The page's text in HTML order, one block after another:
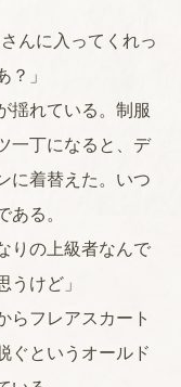
んに入ってくれっ
」
揺れている。制服
一丁になると、デ
に着替えた。いつ
る。
りの上級者なんで
けど」
らフレアスカート
ぐというオールド